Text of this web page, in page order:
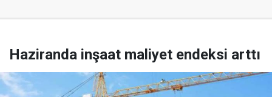
Haziranda inşaat maliyet endeksi arttı